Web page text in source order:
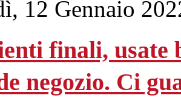
12 Gennaio
finali, usate
negozio. Ci